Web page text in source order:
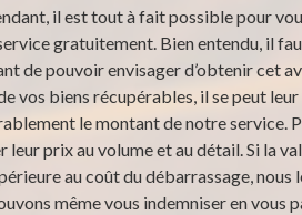
il est tout à fait possible pour
gratuitement. Bien entendu, il
de pouvoir envisager d’obtenir cet
vos biens récupérables, il se peut
le montant de notre service.
leur prix au volume et au détail. Si la
au coût du débarrassage, nous
même vous indemniser en vous